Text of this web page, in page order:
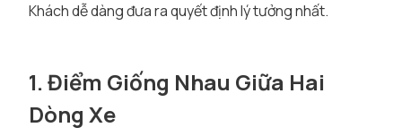
Khách dễ dàng đưa ra quyết định lý tưởng nhất.
1. Điểm Giống Nhau Giữa Hai
Dòng Xe